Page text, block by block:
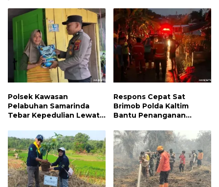
Polsek Kawasan
Pelabuhan Samarinda
Tebar Kepedulian Lewat
Sungai Dama Terima
Bantuan Sosial
Respons Cepat Sat
Brimob Polda Kaltim
Bantu Penanganan
Samarinda